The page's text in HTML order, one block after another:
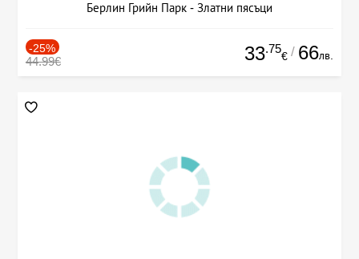
Берлин Грийн Парк - Златни пясъци
-25%
44.99€ 33.75
€ / 66лв.